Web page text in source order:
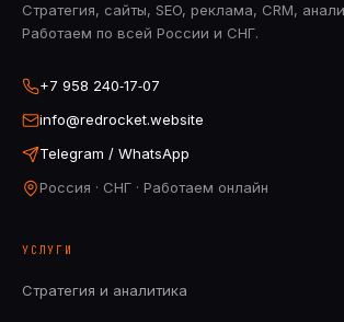
Стратегия, сайты, SEO, реклама, CRM,
Работаем по всей России и СНГ.
+7 958 240‑17‑07
info@redrocket.website
Telegram / WhatsApp
Россия · СНГ · Работаем онлайн
УСЛУГИ
Стратегия и аналитика